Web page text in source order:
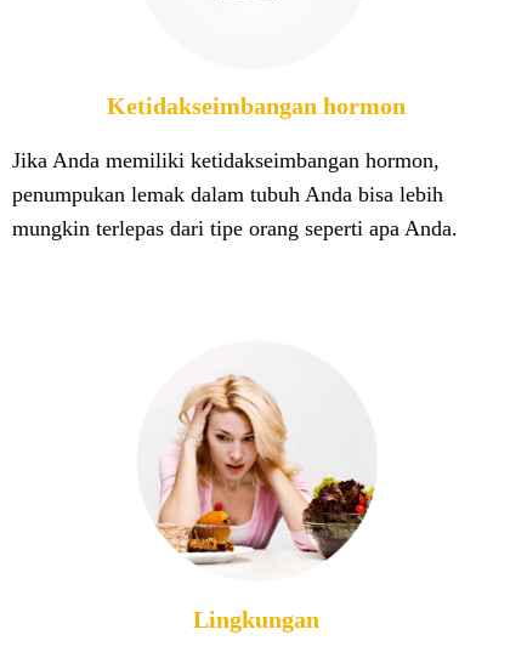
Ketidakseimbangan hormon
Jika Anda memiliki ketidakseimbangan hormon,
penumpukan lemak dalam tubuh Anda bisa lebih
mungkin terlepas dari tipe orang seperti apa Anda.
Lingkungan